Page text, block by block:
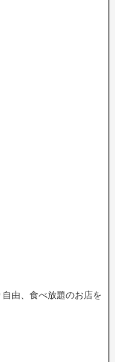
由、食べ放題のお店を